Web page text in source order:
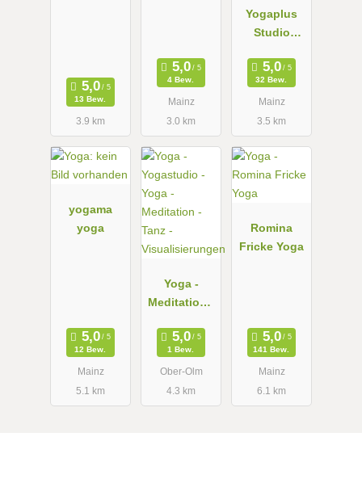
13 Bew.
3.9 km
4 Bew.
Mainz
3.0 km
Yogaplus
Studio
32 Bew.
Mainz
3.5 km
yogama
yoga
12 Bew.
Mainz
5.1 km
Yoga -
Meditation -
Visualisieru
ngen
1 Bew.
Ober-Olm
4.3 km
Romina
Fricke Yoga
141 Bew.
Mainz
6.1 km